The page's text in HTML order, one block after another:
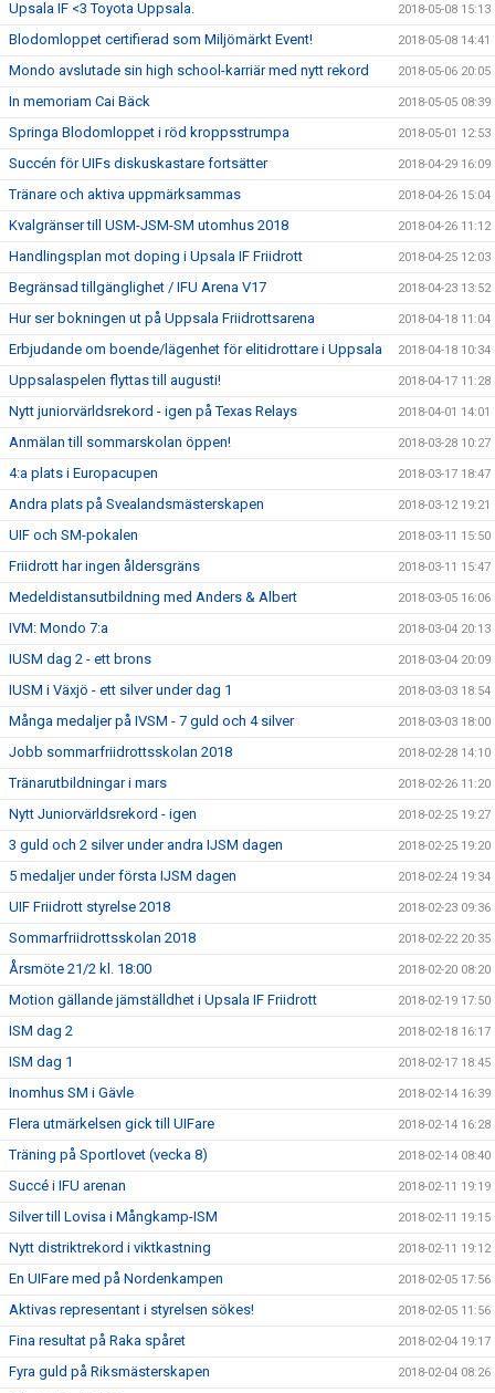
Upsala IF <3 Toyota Uppsala. 2018-05-08 15:13
Blodomloppet certifierad som Miljömärkt Event! 2018-05-08 14:41
Mondo avslutade sin high school-karriär med nytt rekord 2018-05-06 20:05
In memoriam Cai Bäck 2018-05-05 08:39
Springa Blodomloppet i röd kroppsstrumpa 2018-05-01 12:53
Succén för UIFs diskuskastare fortsätter 2018-04-29 16:09
Tränare och aktiva uppmärksammas 2018-04-26 15:04
Kvalgränser till USM-JSM-SM utomhus 2018 2018-04-26 11:12
Handlingsplan mot doping i Upsala IF Friidrott 2018-04-25 12:03
Begränsad tillgänglighet / IFU Arena V17 2018-04-23 13:52
Hur ser bokningen ut på Uppsala Friidrottsarena 2018-04-18 11:04
Erbjudande om boende/lägenhet för elitidrottare i Uppsala 2018-04-18 10:34
Uppsalaspelen flyttas till augusti! 2018-04-17 11:28
Nytt juniorvärldsrekord - igen på Texas Relays 2018-04-01 14:01
Anmälan till sommarskolan öppen! 2018-03-28 10:27
4:a plats i Europacupen 2018-03-17 18:47
Andra plats på Svealandsmästerskapen 2018-03-12 19:21
UIF och SM-pokalen 2018-03-11 15:50
Friidrott har ingen åldersgräns 2018-03-11 15:47
Medeldistansutbildning med Anders & Albert 2018-03-05 16:06
IVM: Mondo 7:a 2018-03-04 20:13
IUSM dag 2 - ett brons 2018-03-04 20:09
IUSM i Växjö - ett silver under dag 1 2018-03-03 18:54
Många medaljer på IVSM - 7 guld och 4 silver 2018-03-03 18:00
Jobb sommarfriidrottsskolan 2018 2018-02-28 14:10
Tränarutbildningar i mars 2018-02-26 11:20
Nytt Juniorvärldsrekord - igen 2018-02-25 19:27
3 guld och 2 silver under andra IJSM dagen 2018-02-25 19:20
5 medaljer under första IJSM dagen 2018-02-24 19:34
UIF Friidrott styrelse 2018 2018-02-23 09:36
Sommarfriidrottsskolan 2018 2018-02-22 20:35
Årsmöte 21/2 kl. 18:00 2018-02-20 08:20
Motion gällande jämställdhet i Upsala IF Friidrott 2018-02-19 17:50
ISM dag 2 2018-02-18 16:17
ISM dag 1 2018-02-17 18:45
Inomhus SM i Gävle 2018-02-14 16:39
Flera utmärkelsen gick till UIFare 2018-02-14 16:28
Träning på Sportlovet (vecka 8) 2018-02-14 08:40
Succé i IFU arenan 2018-02-11 19:19
Silver till Lovisa i Mångkamp-ISM 2018-02-11 19:15
Nytt distriktrekord i viktkastning 2018-02-11 19:12
En UIFare med på Nordenkampen 2018-02-05 17:56
Aktivas representant i styrelsen sökes! 2018-02-05 11:56
Fina resultat på Raka spåret 2018-02-04 19:17
Fyra guld på Riksmästerskapen 2018-02-04 08:26